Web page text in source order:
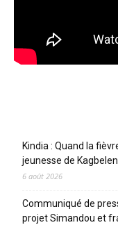
Kindia : Quand la
jeunesse de Kagbelen
6 août 2026
Communiqué de
projet Simandou et